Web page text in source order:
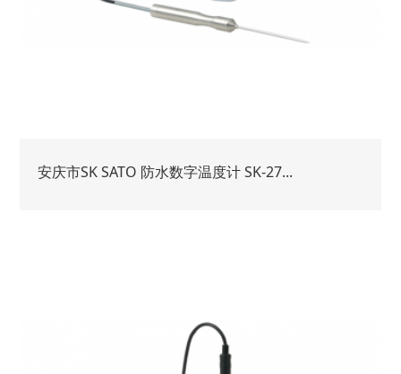
安庆市SK SATO 防水数字温度计 SK-27...